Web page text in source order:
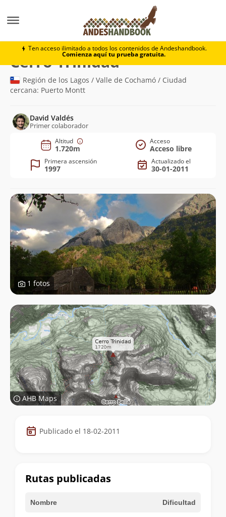
Ten acceso ilimitado a todos los contenidos de Andeshandbook.
Comienza aquí tu prueba gratuita.
Cerro Trinidad
Cerro Trinidad(1.720m)
Región de los Lagos / Valle de Cochamó / Ciudad
cercana: Puerto Montt
David Valdés
Primer colaborador
Altitud
1.720m
Acceso
Acceso libre
Primera ascensión
1997
Actualizado el
30-01-2011
1 fotos
AHB Maps
Datos
de
cumbre
Publicado el 18-02-2011
Rutas publicadas
Nombre Dificultad